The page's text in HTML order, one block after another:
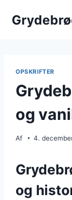
OPSKRIFTER
og
Af 4.
og